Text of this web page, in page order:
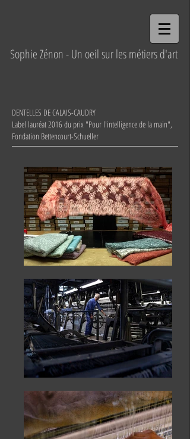
Sophie Zénon - Un oeil sur les métiers d'art
DENTELLES DE CALAIS-CAUDRY
Label lauréat 2016 du prix "Pour l'intelligence de la main",
Fondation Bettencourt-Schueller